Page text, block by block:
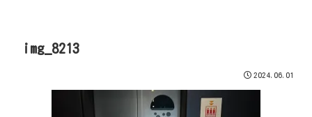
img_8213
2024.06.01